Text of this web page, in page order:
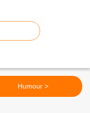
Humour >